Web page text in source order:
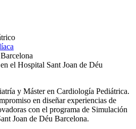
y Máster en Cardiología Pediátrica.
en diseñar experiencias de
con el programa de Simulación
Joan de Déu Barcelona.